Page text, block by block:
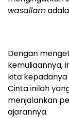
wasallam
Dengan
kemuliaannya,
kita
Cinta inilah
menjalankan
ajarannya.